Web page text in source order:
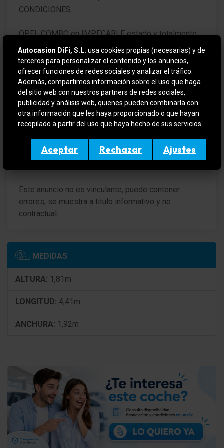
pantalla en color (3,5 Pulgada)
Airbag conductor/acompañante
Sistema de airbag para la cabeza
Airbag lateral delante
Aire acondicionado
Portón trasero acristalado
Puerta corredera izquierda con Ventana
Asistente a la conducción: Freno de emergencia
carril
de cansancio
Volante (deportivo/cuero - 3 radios, abajo aplanado)
con Multifunción
Control de tracción electrónico
Asistente a la conducción: Asistente de subidas
(HSA, Hill Start Assist)
Batalla 2785 mm
CONDICIONES.
OPEL COMBO en IMPECABLE estado y totalmente
REVISADO y CERTIFICADO por la red de
concesionarios OPEL con 12 meses de garantía
desde el día de entrega.
VEHICULO EN OFERTA SI SE FINANCIA
Para más información contactar por teléfono o e-mail
o si quiere verlo y probarlo sin compromiso en (
DIFIMOLINS / DIFIGIRONA ). Amplio stock en
constante renovación, aceptamos su vehículo como
Este anuncio no es vinculante, puede contener
errores, se muestra a titulo informativo y no
contractual.
MEDIDAS
ALTURA: 1,81m
LONGITUD: 4,41m
ANCHURA: 1,92m
Autocasion DiFi, S.L. usa cookies propias (necesarias) y de
terceros para personalizar el contenido y los anuncios,
ofrecer funciones de redes sociales y analizar el tráfico.
Además, compartimos información sobre el uso que haga
del sitio web con nuestros partners de redes sociales,
publicidad y análisis web, quienes pueden combinarla con
otra información que les haya proporcionado o que hayan
recopilado a partir del uso que haya hecho de sus servicios.
Aceptar Rechazar Ajustes